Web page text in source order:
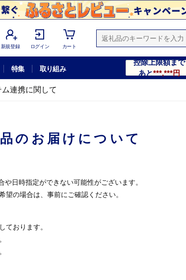
新規登録 ログイン カート
特集 取り組み
控除上限額まで
あと***,***円
ム連携に関して
のお届けについて
日時指定ができない可能性がございます。
の場合は、事前にご確認ください。
ております。